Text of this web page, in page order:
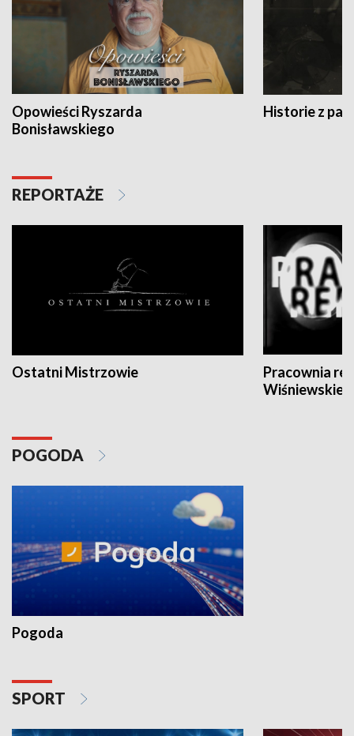
Opowieści Ryszarda
Bonisławskiego
Historie z
REPORTAŻE
Ostatni Mistrzowie
Pracownia
POGODA
Pogoda
SPORT